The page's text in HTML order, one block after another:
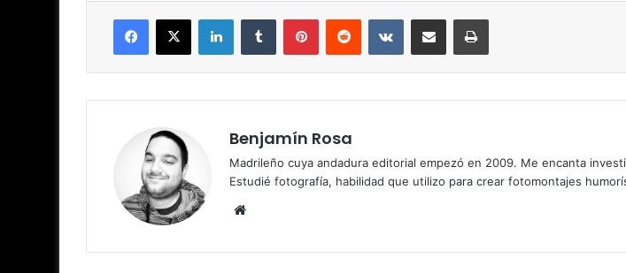
Facebook
X LinkedInTumblr PinterestReddit VKontakteCompartir por correo electrónicoImprimir
Benjamín Rosa
Madrileño cuya andadura editorial empezó en 2009. Me encanta
Estudié fotografía, habilidad que utilizo para crear fotomontajes